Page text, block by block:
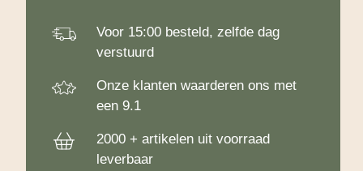
Voor 15:00 besteld, zelfde dag
verstuurd
Onze klanten waarderen ons met
een 9.1
2000 + artikelen uit voorraad
leverbaar